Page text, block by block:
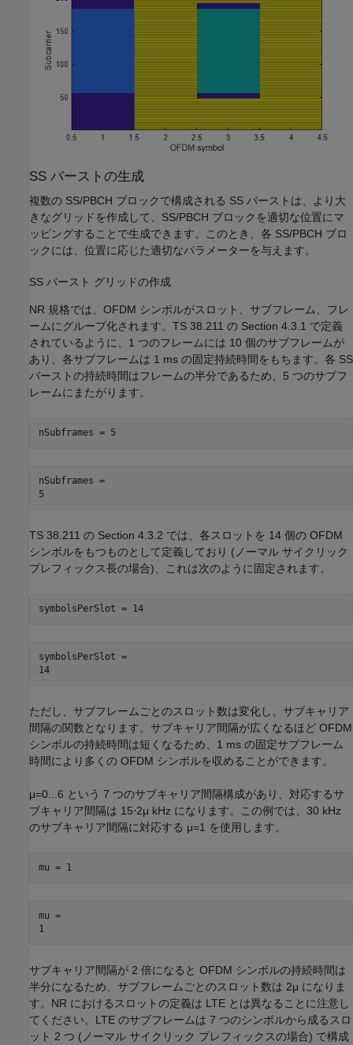
SS バーストの生成
複数の SS/PBCH ブロックで構成される SS バーストは、より大
きなグリッドを作成して、SS/PBCH ブロックを適切な位置にマ
ッピングすることで生成できます。このとき、各 SS/PBCH ブロ
ックには、位置に応じた適切なパラメーターを与えます。
SS バースト グリッドの作成
NR 規格では、OFDM シンボルがスロット、サブフレーム、フレ
ームにグループ化されます。TS 38.211 の Section 4.3.1 で定義
されているように、1 つのフレームには 10 個のサブフレームが
あり、各サブフレームは 1 ms の固定持続時間をもちます。各 SS
バーストの持続時間はフレームの半分であるため、5 つのサブフ
レームにまたがります。
nSubframes = 5
nSubframes =
TS 38.211 の Section 4.3.2 では、各スロットを 14 個の OFDM
シンボルをもつものとして定義しており (ノーマル サイクリック
プレフィックス長の場合)、これは次のように固定されます。
symbolsPerSlot = 14
symbolsPerSlot =
14
ただし、サブフレームごとのスロット数は変化し、サブキャリア
間隔の関数となります。サブキャリア間隔が広くなるほど OFDM
シンボルの持続時間は短くなるため、1 ms の固定サブフレーム
時間により多くの OFDM シンボルを収めることができます。
μ=0 6 という 7 つのサブキャリア間隔構成があり、対応するサ
ブキャリア間隔は 1 5⋅2μ kHz になります。この例では、30 kHz
のサブキャリア間隔に対応する μ=1 を使用します。
mu = 1
mu =
1
サブキャリア間隔が 2 倍になると OFDM シンボルの持続時間は
半分になるため、サブフレームごとのスロット数は 2μ になりま
す。NR におけるスロットの定義は LTE とは異なることに注意し
てください。LTE のサブフレームは 7 つのシンボルから成るスロ
ット 2 つ (ノーマル サイクリック プレフィックスの場合) で構成